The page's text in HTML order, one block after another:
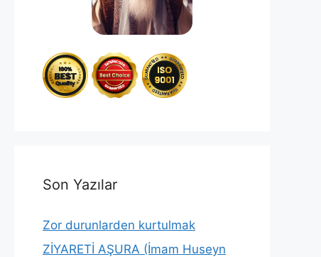
Son Yazılar
Zor durunlarden kurtulmak
ZİYARETİ AŞURA (İmam Huseyn